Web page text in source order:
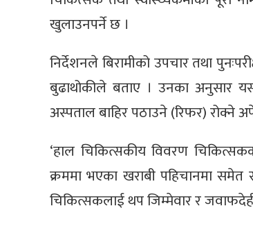
खुलाउनपर्ने छ ।
निर्देशनले बिरामीको उपचार तथा
बुढाथोकीले बताए । उनका अनुसार
अस्पताल बाहिर पठाउने (रिफर) रोक्ने
‘हाल चिकित्सकीय विवरण
क्रममा भएका खराबी पहिचानमा
चिकित्सकलाई थप जिम्मेवार र